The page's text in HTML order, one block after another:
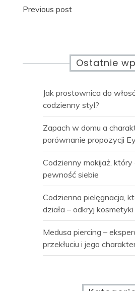
Nawigacja
Previous post
Ostatnie
Jak prostownica do
codzienny styl?
Zapach w domu a
porównanie propozycji
Codzienny makijaż,
pewność siebie
Codzienna pielęgnacja,
działa – odkryj
Medusa piercing –
przekłuciu i jego